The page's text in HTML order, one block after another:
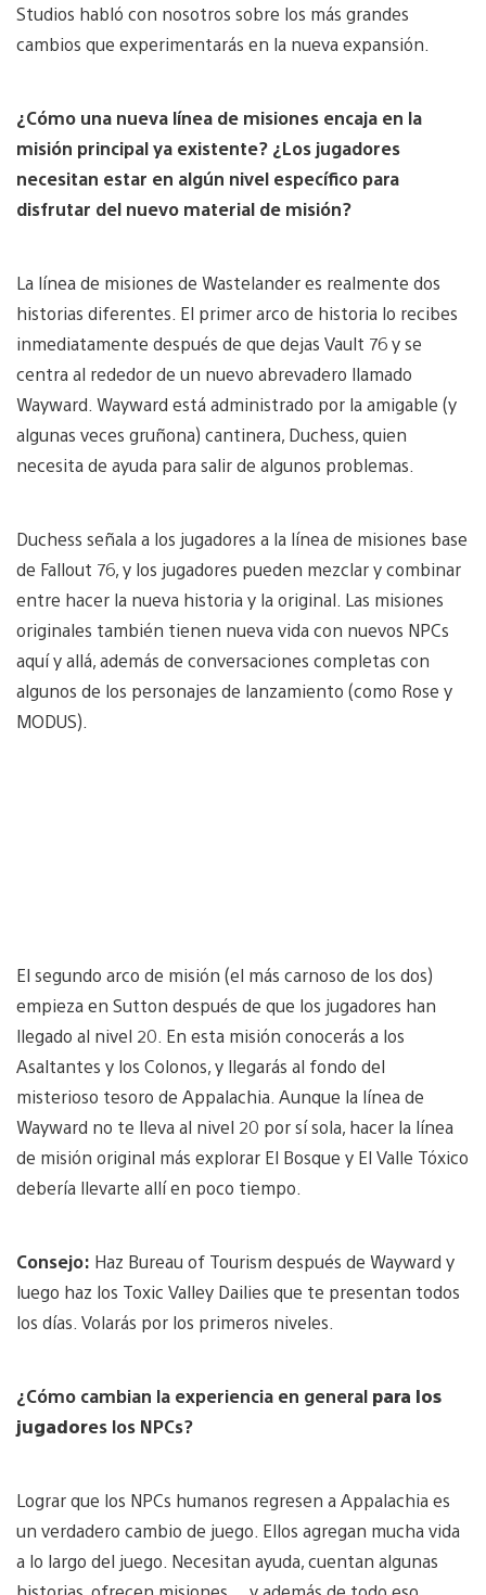
Studios habló con nosotros sobre los más grandes
cambios que experimentarás en la nueva expansión.
¿Cómo una nueva línea de misiones encaja en la
misión principal ya existente? ¿Los jugadores
necesitan estar en algún nivel específico para
disfrutar del nuevo material de misión?
La línea de misiones de Wastelander es realmente dos
historias diferentes. El primer arco de historia lo recibes
inmediatamente después de que dejas Vault 76 y se
centra al rededor de un nuevo abrevadero llamado
Wayward. Wayward está administrado por la amigable (y
algunas veces gruñona) cantinera, Duchess, quien
necesita de ayuda para salir de algunos problemas.
Duchess señala a los jugadores a la línea de misiones base
de Fallout 76, y los jugadores pueden mezclar y combinar
entre hacer la nueva historia y la original. Las misiones
originales también tienen nueva vida con nuevos NPCs
aquí y allá, además de conversaciones completas con
algunos de los personajes de lanzamiento (como Rose y
MODUS).
El segundo arco de misión (el más carnoso de los dos)
empieza en Sutton después de que los jugadores han
llegado al nivel 20. En esta misión conocerás a los
Asaltantes y los Colonos, y llegarás al fondo del
misterioso tesoro de Appalachia. Aunque la línea de
Wayward no te lleva al nivel 20 por sí sola, hacer la línea
de misión original más explorar El Bosque y El Valle Tóxico
debería llevarte allí en poco tiempo.
Consejo: Haz Bureau of Tourism después de Wayward y
luego haz los Toxic Valley Dailies que te presentan todos
los días. Volarás por los primeros niveles.
¿Cómo cambian la experiencia en general para los
jugadores los NPCs?
Lograr que los NPCs humanos regresen a Appalachia es
un verdadero cambio de juego. Ellos agregan mucha vida
a lo largo del juego. Necesitan ayuda, cuentan algunas